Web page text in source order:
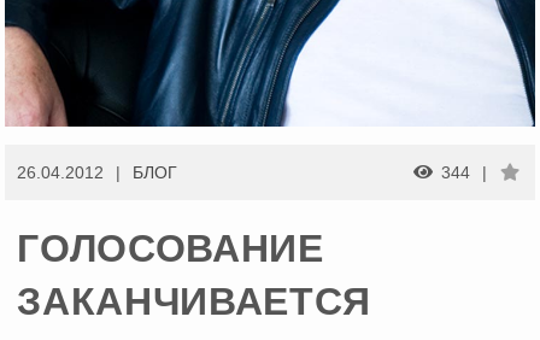
26.04.2012 БЛОГ 344
ГОЛОСОВАНИЕ
ЗАКАНЧИВАЕТСЯ